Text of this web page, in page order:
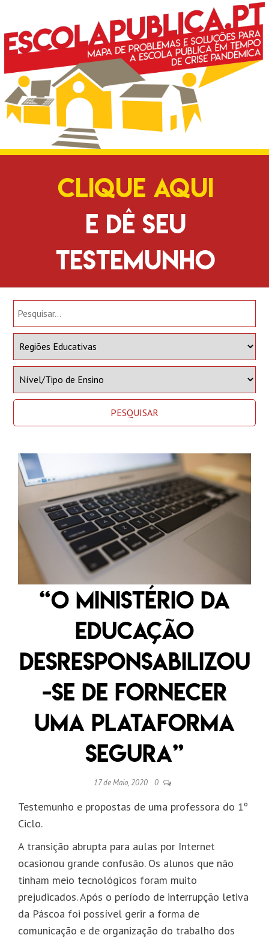
CLIQUE AQUI
E DÊ SEU
TESTEMUNHO
“O Ministério da
Educação
desresponsabilizou
-se de fornecer
uma plataforma
segura”
17 de Maio, 2020 0
Testemunho e propostas de uma professora do 1º
Ciclo.
A transição abrupta para aulas por Internet
ocasionou grande confusão. Os alunos que não
tinham meio tecnológicos foram muito
prejudicados. Após o período de interrupção letiva
da Páscoa foi possível gerir a forma de
comunicação e de organização do trabalho dos